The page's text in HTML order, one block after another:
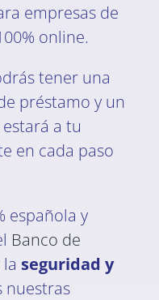
empresas de
online.
tener una
préstamo y un
a tu
en cada paso
española y
Banco de
seguridad y
nuestras